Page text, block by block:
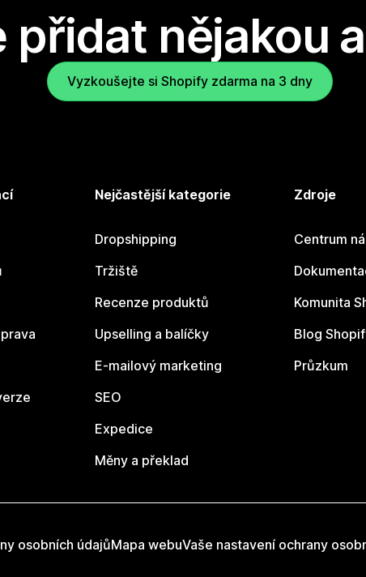
přidat nějakou
Vyzkoušejte si Shopify zdarma na 3 dny
Nejčastější kategorie
Dropshipping
Tržiště
Recenze produktů
Upselling a balíčky
E-mailový marketing
SEO
Expedice
Měny a překlad
Zdroje
Centrum
Komunita
Blog
Průzkum
osobních údajůMapa webuVaše nastavení ochrany